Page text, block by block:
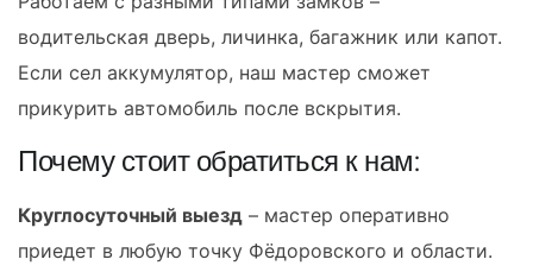
водительская дверь, личинка, багажник или капот.
Если сел аккумулятор, наш мастер сможет
прикурить автомобиль после вскрытия.
Почему стоит обратиться к нам:
Круглосуточный выезд – мастер оперативно
приедет в любую точку Фёдоровского и области.